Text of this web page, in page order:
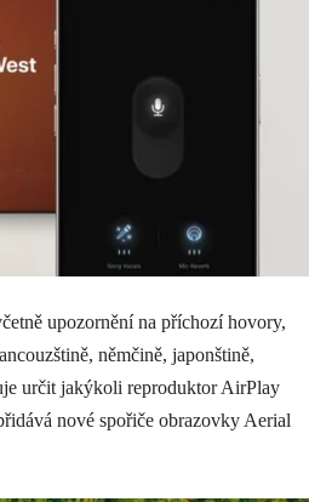
upozornění na příchozí hovory,
němčině, japonštině,
určit jakýkoli reproduktor AirPlay
nové spořiče obrazovky Aerial